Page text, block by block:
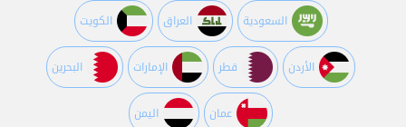
السعودية العراق الكويت
اﻷردن قطر اﻹمارات البحرين
عمان اليمن